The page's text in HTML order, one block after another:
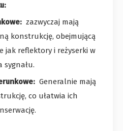
zazwyczaj mają
konstrukcję, obejmującą
jak reflektory i reżyserki w
sygnału.
Generalnie mają
co ułatwia ich